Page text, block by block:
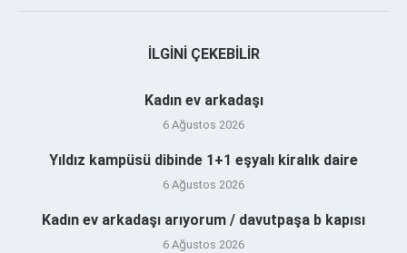
İLGINI ÇEKEBILIR
Kadın ev arkadaşı
6 Ağustos 2026
Yıldız kampüsü dibinde 1+1 eşyalı kiralık daire
6 Ağustos 2026
Kadın ev arkadaşı arıyorum / davutpaşa b kapısı
6 Ağustos 2026